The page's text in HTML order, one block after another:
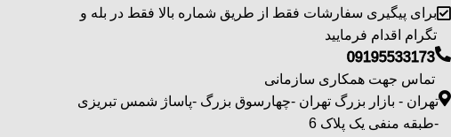
برای پیگیری سفارشات فقط از طریق شماره بالا فقط در بله و
تگرام اقدام فرمایید
09195533173
تماس جهت همکاری سازمانی
تهران - بازار بزرگ تهران -چهارسوق بزرگ -پاساژ شمس تبریزی
-طبقه منفی یک پلاک 6